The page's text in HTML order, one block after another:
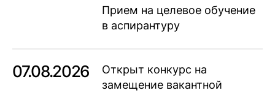
Прием на целевое обучение
в аспирантуру
07.08.2026
Открыт конкурс на
замещение вакантной